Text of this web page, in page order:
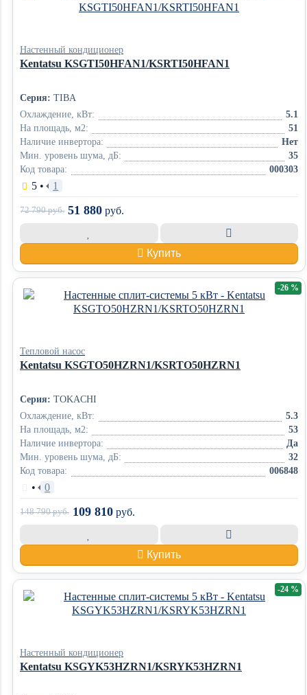
Настенный кондиционер
Kentatsu KSGTI50HFAN1/KSRTI50HFAN1
Серия: TIBA
Охлаждение, кВт:
5.1
На площадь, м2:
51
Наличие инвертора:
Нет
Мин. уровень шума, дБ:
35
Код товара:
000303
5 • 1
72 790руб. 51 880 руб.
Купить
Тепловой насос
Kentatsu KSGTO50HZRN1/KSRTO50HZRN1
Серия: TOKACHI
Охлаждение, кВт:
5.3
На площадь, м2:
53
Наличие инвертора:
Да
Мин. уровень шума, дБ:
32
Код товара:
006848
• 0
-26 %
148 790руб. 109 810 руб.
Купить
Настенный кондиционер
Kentatsu KSGYK53HZRN1/KSRYK53HZRN1
-24 %